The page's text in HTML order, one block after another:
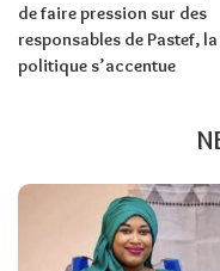
de faire pression sur des
responsables de Pastef,
politique s’accentue